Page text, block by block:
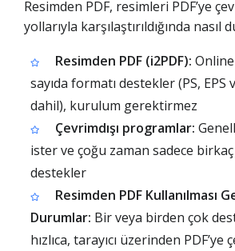
Resimden PDF, resimleri PDF’ye
yollarıyla karşılaştırıldığında nasıl
Resimden PDF (i2PDF): Online
sayıda formatı destekler (PS, EPS
dahil), kurulum gerektirmez
Çevrimdışı programlar:
ister ve çoğu zaman sadece
destekler
Resimden PDF Kullanılması
Durumlar: Bir veya birden çok
hızlıca, tarayıcı üzerinden PDF’ye